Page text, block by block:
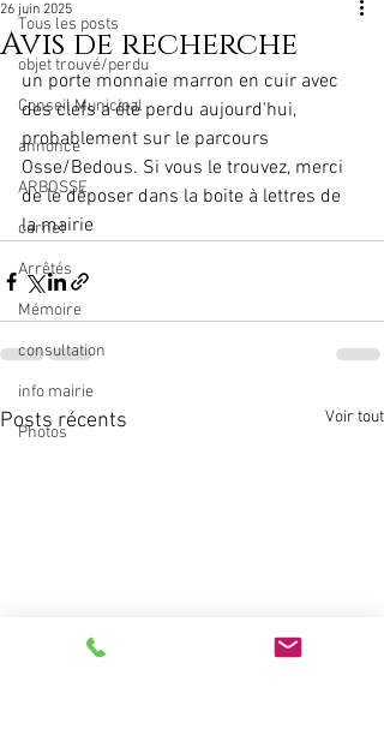
Tous les posts
objet trouvé/perdu
Conseil Municipal
annonce
ARBOSSE
carnet
Arrêtés
Mémoire
consultation
info mairie
Photos
Avis de recherche
26 juin 2025
un porte monnaie marron en cuir avec
des clefs a été perdu aujourd'hui,
probablement sur le parcours
Osse/Bedous. Si vous le trouvez, merci
de le déposer dans la boite à lettres de
la mairie
Posts récents Voir tout